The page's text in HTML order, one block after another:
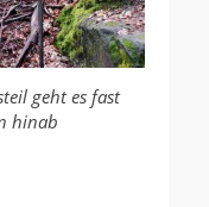
geht es fast
hinab